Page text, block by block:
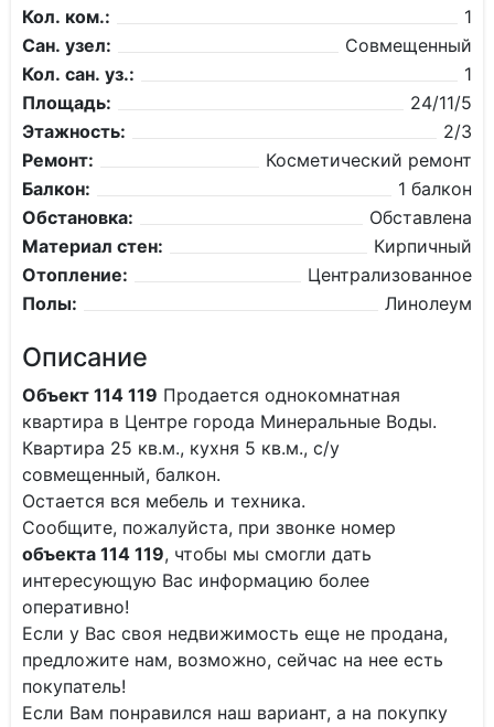
Кол. ком.:
1
Сан. узел:
Совмещенный
Кол. сан. уз.:
1
Площадь:
24/11/5
Этажность:
2/3
Ремонт:
Косметический ремонт
Балкон:
1 балкон
Обстановка:
Обставлена
Материал стен:
Кирпичный
Отопление:
Централизованное
Полы:
Линолеум
Описание
Объект 114 119 Продается однокомнатная
квартира в Центре города Минеральные Воды.
Квартира 25 кв.м., кухня 5 кв.м., с/у
совмещенный, балкон.
Остается вся мебель и техника.
Сообщите, пожалуйста, при звонке номер
объекта 114 119, чтобы мы смогли дать
интересующую Вас информацию более
оперативно!
Если у Вас своя недвижимость еще не продана,
предложите нам, возможно, сейчас на нее есть
покупатель!
Если Вам понравился наш вариант, а на покупку